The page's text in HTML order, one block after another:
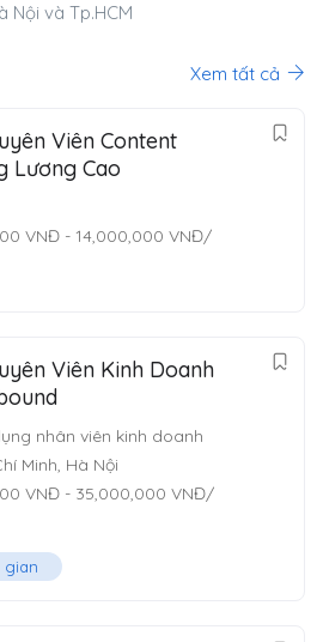
Nội và Tp.HCM
Xem tất cả
Viên Content
Lương Cao
VNĐ - 14,000,000 VNĐ/
Viên Kinh Doanh
nhân viên kinh doanh
Minh, Hà Nội
VNĐ - 35,000,000 VNĐ/
gian